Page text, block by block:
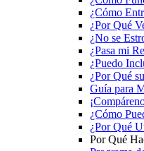
¿Cómo
¿Por Qué
¿No se
¿Pasa mi
¿Puedo
¿Por Qué
Guía para
¿Cómo
¿Por Qué
Por Qué